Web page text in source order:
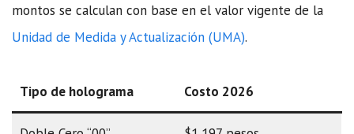
montos se calculan con base en el valor vigente de la
Unidad de Medida y Actualización (UMA).
Tipo de holograma Costo 2026